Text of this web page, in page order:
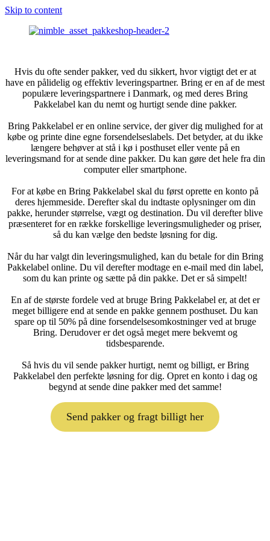
Skip to content
Hvis du ofte sender pakker, ved du sikkert, hvor vigtigt det er at
have en pålidelig og effektiv leveringspartner. Bring er en af de mest
populære leveringspartnere i Danmark, og med deres Bring
Pakkelabel kan du nemt og hurtigt sende dine pakker.
Bring Pakkelabel er en online service, der giver dig mulighed for at
købe og printe dine egne forsendelseslabels. Det betyder, at du ikke
længere behøver at stå i kø i posthuset eller vente på en
leveringsmand for at sende dine pakker. Du kan gøre det hele fra din
computer eller smartphone.
For at købe en Bring Pakkelabel skal du først oprette en konto på
deres hjemmeside. Derefter skal du indtaste oplysninger om din
pakke, herunder størrelse, vægt og destination. Du vil derefter blive
præsenteret for en række forskellige leveringsmuligheder og priser,
så du kan vælge den bedste løsning for dig.
Når du har valgt din leveringsmulighed, kan du betale for din Bring
Pakkelabel online. Du vil derefter modtage en e-mail med din label,
som du kan printe og sætte på din pakke. Det er så simpelt!
En af de største fordele ved at bruge Bring Pakkelabel er, at det er
meget billigere end at sende en pakke gennem posthuset. Du kan
spare op til 50% på dine forsendelsesomkostninger ved at bruge
Bring. Derudover er det også meget mere bekvemt og
tidsbesparende.
Så hvis du vil sende pakker hurtigt, nemt og billigt, er Bring
Pakkelabel den perfekte løsning for dig. Opret en konto i dag og
begynd at sende dine pakker med det samme!
Send pakker og fragt billigt her